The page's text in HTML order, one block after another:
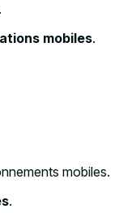
mobiles.
mobiles.
.